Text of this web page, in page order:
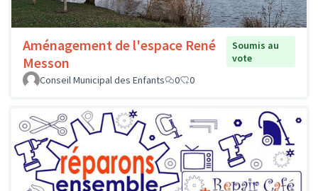
Aménagement de l'espace René
Messon
Soumis au
vote
Conseil Municipal des Enfants
0 0